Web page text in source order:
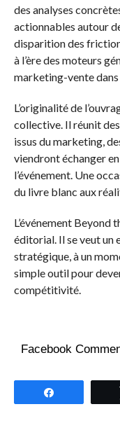
des analyses
actionnables autour
disparition des
à l’ère des moteurs
marketing-vente
L’originalité de
collective. Il réunit
issus du marketing,
viendront échanger
l’événement. Une
du livre blanc aux
L’événement Beyond
éditorial. Il se veut un
stratégique, à un
simple outil pour
compétitivité.
Facebook